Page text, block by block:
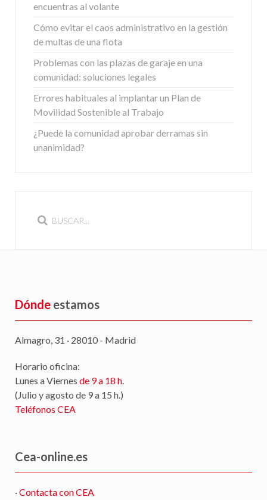
encuentras al volante
Cómo evitar el caos administrativo en la gestión
de multas de una flota
Problemas con las plazas de garaje en una
comunidad: soluciones legales
Errores habituales al implantar un Plan de
Movilidad Sostenible al Trabajo
¿Puede la comunidad aprobar derramas sin
unanimidad?
Dónde estamos
Almagro, 31 · 28010 - Madrid
Horario oficina:
Lunes a Viernes de 9 a 18 h.
(Julio y agosto de 9 a 15 h.)
Teléfonos CEA
Cea-online.es
·Contacta con CEA